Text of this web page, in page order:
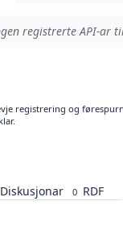
registrerte API-ar
registrering og
Diskusjonar 0 RDF